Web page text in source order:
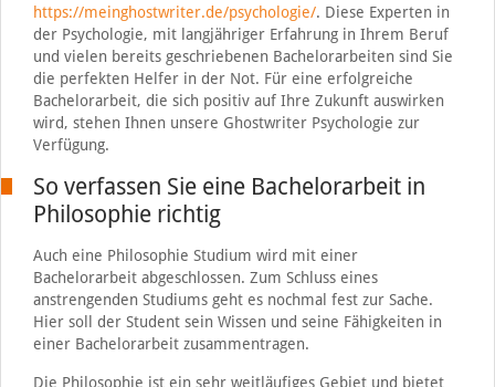
https://meinghostwriter.de/psychologie/. Diese Experten in
der Psychologie, mit langjähriger Erfahrung in Ihrem Beruf
und vielen bereits geschriebenen Bachelorarbeiten sind Sie
die perfekten Helfer in der Not. Für eine erfolgreiche
Bachelorarbeit, die sich positiv auf Ihre Zukunft auswirken
wird, stehen Ihnen unsere Ghostwriter Psychologie zur
Verfügung.
So verfassen Sie eine Bachelorarbeit in
Philosophie richtig
Auch eine Philosophie Studium wird mit einer
Bachelorarbeit abgeschlossen. Zum Schluss eines
anstrengenden Studiums geht es nochmal fest zur Sache.
Hier soll der Student sein Wissen und seine Fähigkeiten in
einer Bachelorarbeit zusammentragen.
Die Philosophie ist ein sehr weitläufiges Gebiet und bietet